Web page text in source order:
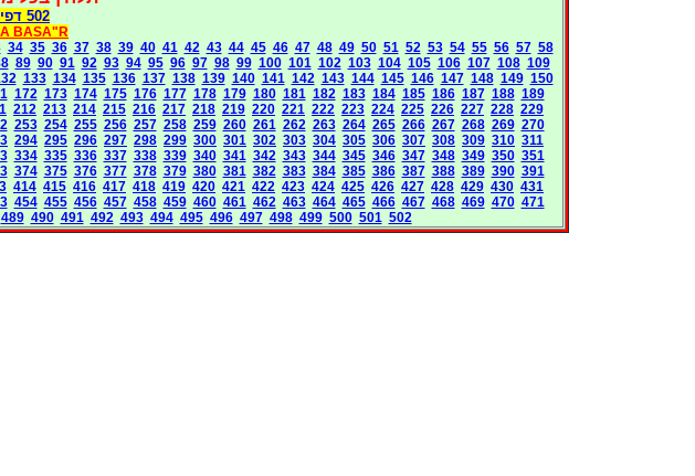
502 דפים
BASA"R
34 35 36 37 38 39 40 41 42 43 44 45 46 47 48 49 50 51 52 53 54 55 56 57 58
89 90 91 92 93 94 95 96 97 98 99 100 101 102 103 104 105 106 107 108 109
133 134 135 136 137 138 139 140 141 142 143 144 145 146 147 148 149 150
172 173 174 175 176 177 178 179 180 181 182 183 184 185 186 187 188 189
212 213 214 215 216 217 218 219 220 221 222 223 224 225 226 227 228 229
253 254 255 256 257 258 259 260 261 262 263 264 265 266 267 268 269 270
294 295 296 297 298 299 300 301 302 303 304 305 306 307 308 309 310 311
334 335 336 337 338 339 340 341 342 343 344 345 346 347 348 349 350 351
374 375 376 377 378 379 380 381 382 383 384 385 386 387 388 389 390 391
414 415 416 417 418 419 420 421 422 423 424 425 426 427 428 429 430 431
454 455 456 457 458 459 460 461 462 463 464 465 466 467 468 469 470 471
489 490 491 492 493 494 495 496 497 498 499 500 501 502